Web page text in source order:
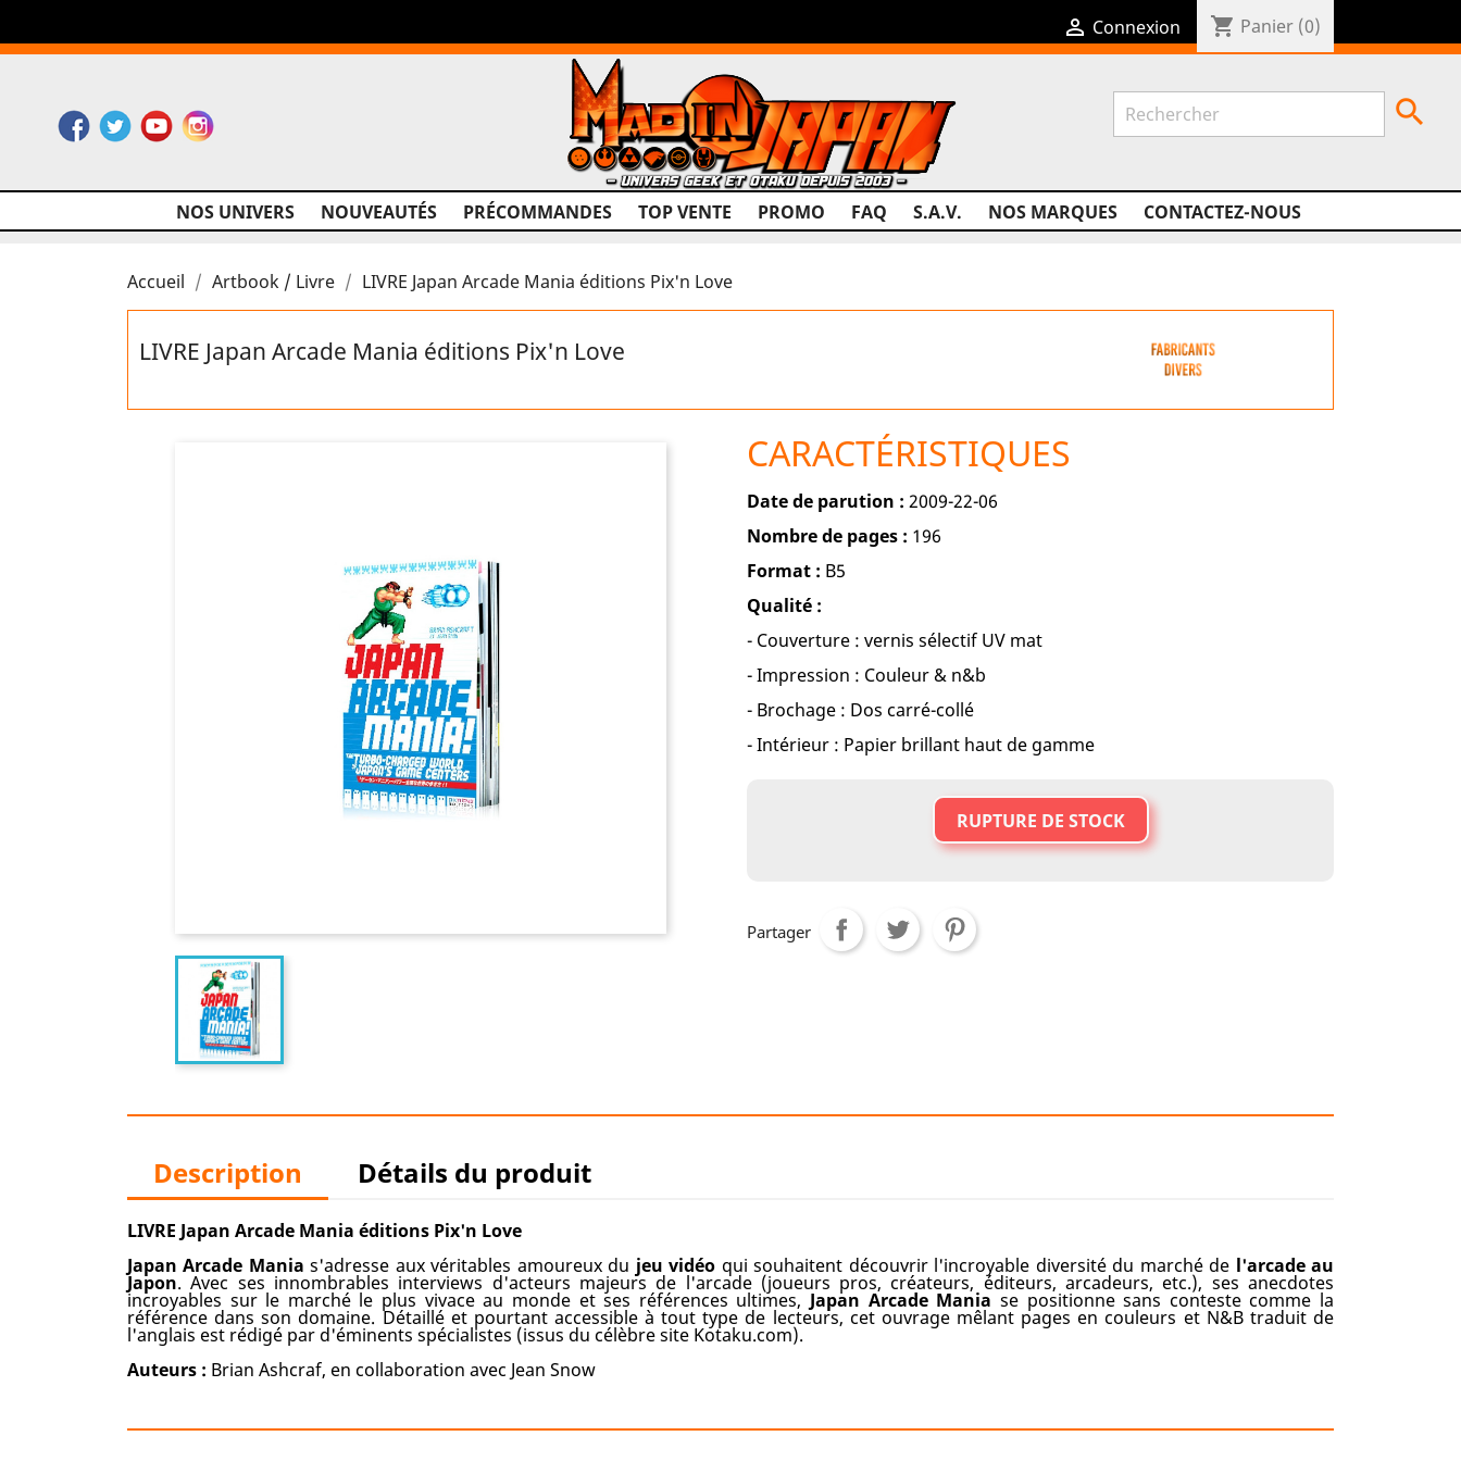
 Connexion shopping_cart Panier (0)
Facebook
TwitterYouTubeInstagram
NOS UNIVERS NOUVEAUTÉS PRÉCOMMANDES TOP VENTE PROMO FAQ S.A.V. NOS MARQUES CONTACTEZ-NOUS

Accueil Artbook / Livre LIVRE Japan Arcade Mania éditions Pix'n Love
LIVRE Japan Arcade Mania éditions Pix'n Love
CARACTÉRISTIQUES
Date de parution : 2009-22-06
Nombre de pages : 196
Format : B5
Qualité :
- Couverture : vernis sélectif UV mat
- Impression : Couleur & n&b
- Brochage : Dos carré-collé
- Intérieur : Papier brillant haut de gamme
RUPTURE DE STOCK
Partager
Description Détails du produit
LIVRE Japan Arcade Mania éditions Pix'n Love
Japan Arcade Mania s'adresse aux véritables amoureux du jeu vidéo qui souhaitent découvrir l'incroyable diversité du marché de l'arcade au
Japon. Avec ses innombrables interviews d'acteurs majeurs de l'arcade (joueurs pros, créateurs, éditeurs, arcadeurs, etc.), ses anecdotes
incroyables sur le marché le plus vivace au monde et ses références ultimes, Japan Arcade Mania se positionne sans conteste comme la
référence dans son domaine. Détaillé et pourtant accessible à tout type de lecteurs, cet ouvrage mêlant pages en couleurs et N&B traduit de
l'anglais est rédigé par d'éminents spécialistes (issus du célèbre site Kotaku.com).
Auteurs : Brian Ashcraf, en collaboration avec Jean Snow